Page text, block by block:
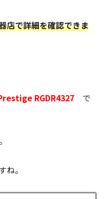
店で詳細を確認できま
RGDR4327 で
。